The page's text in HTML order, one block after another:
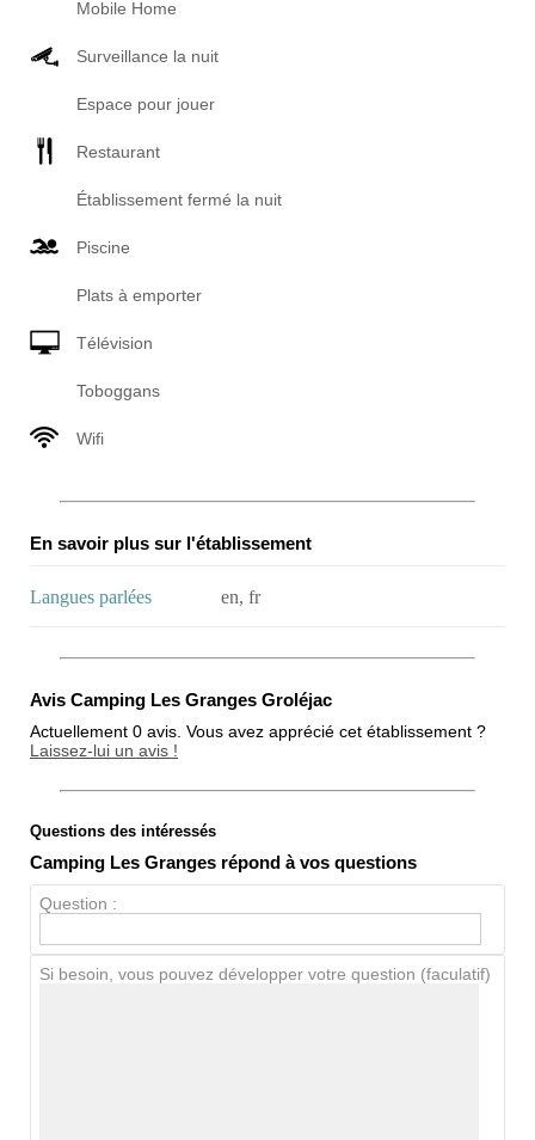
Mobile Home
Surveillance la nuit
Espace pour jouer
Restaurant
Établissement fermé la nuit
Piscine
Plats à emporter
Télévision
Toboggans
Wifi
En savoir plus sur l'établissement
Langues parlées en, fr
Avis Camping Les Granges Groléjac
Actuellement 0 avis. Vous avez apprécié cet établissement ?
Laissez-lui un avis !
Note globale
Propreté
Questions des intéressés
Camping Les Granges répond à vos questions
Question :
Si besoin, vous pouvez développer votre question (faculatif)